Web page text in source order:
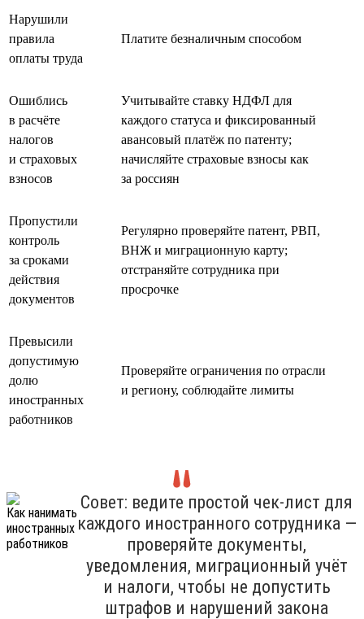
Нарушили
правила
оплаты труда
Платите безналичным способом
Ошиблись
в расчёте
налогов
и страховых
взносов
Учитывайте ставку НДФЛ для
каждого статуса и фиксированный
авансовый платёж по патенту;
начисляйте страховые взносы как
за россиян
Пропустили
контроль
за сроками
действия
документов
Регулярно проверяйте патент, РВП,
ВНЖ и миграционную карту;
отстраняйте сотрудника при
просрочке
Превысили
допустимую
долю
иностранных
работников
Проверяйте ограничения по отрасли
и региону, соблюдайте лимиты
Совет: ведите простой чек-лист для
каждого иностранного сотрудника —
проверяйте документы,
уведомления, миграционный учёт
и налоги, чтобы не допустить
штрафов и нарушений закона